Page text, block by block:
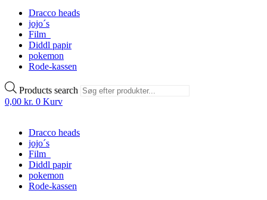
Dracco heads
jojo´s
Film
Diddl papir
pokemon
Rode-kassen
Products search
0,00 kr. 0 Kurv
Dracco heads
jojo´s
Film
Diddl papir
pokemon
Rode-kassen